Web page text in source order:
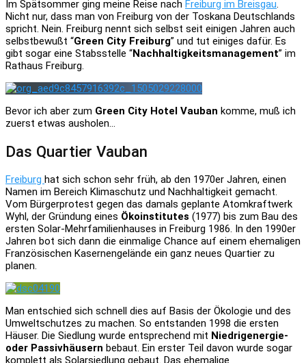
Im Spätsommer ging meine Reise nach Freiburg im Breisgau.
Nicht nur, dass man von Freiburg von der Toskana Deutschlands
spricht. Nein. Freiburg nennt sich selbst seit einigen Jahren auch
selbstbewußt “Green City Freiburg” und tut einiges dafür. Es
gibt sogar eine Stabsstelle “Nachhaltigkeitsmanagement” im
Rathaus Freiburg.
Bevor ich aber zum Green City Hotel Vauban komme, muß ich
zuerst etwas ausholen…
Das Quartier Vauban
Freiburg hat sich schon sehr früh, ab den 1970er Jahren, einen
Namen im Bereich Klimaschutz und Nachhaltigkeit gemacht.
Vom Bürgerprotest gegen das damals geplante Atomkraftwerk
Wyhl, der Gründung eines Ökoinstitutes (1977) bis zum Bau des
ersten Solar-Mehrfamilienhauses in Freiburg 1986. In den 1990er
Jahren bot sich dann die einmalige Chance auf einem ehemaligen
Französischen Kasernengelände ein ganz neues Quartier zu
planen.
Man entschied sich schnell dies auf Basis der Ökologie und des
Umweltschutzes zu machen. So entstanden 1998 die ersten
Häuser. Die Siedlung wurde entsprechend mit Niedrigenergie-
oder Passivhäusern bebaut. Ein erster Teil davon wurde sogar
komplett als Solarsiedlung gebaut. Das ehemalige